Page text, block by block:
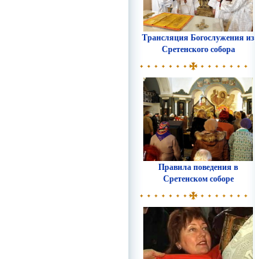
Трансляция Богослужения из
Сретенского собора
Правила поведения в
Сретенском соборе